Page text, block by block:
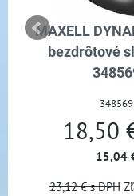
MAXELL
bezdrôtové
348569
18,50
15,04
23,12 €s DPH